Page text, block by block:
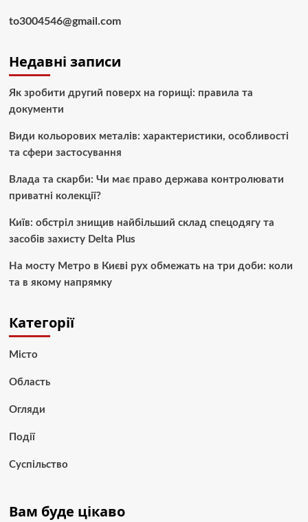
to3004546@gmail.com
Недавні записи
Як зробити другий поверх на горищі: правила та
документи
Види кольорових металів: характеристики, особливості
та сфери застосування
Влада та скарби: Чи має право держава контролювати
приватні колекції?
Київ: обстріл знищив найбільший склад спецодягу та
засобів захисту Delta Plus
На мосту Метро в Києві рух обмежать на три доби: коли
та в якому напрямку
Категорії
Місто
Область
Огляди
Події
Суспільство
Вам буде цікаво